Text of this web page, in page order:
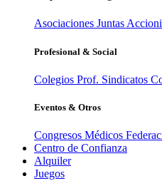
Asociaciones Juntas
Profesional & Social
Colegios Prof. Sindicatos
Eventos & Otros
Congresos Médicos
Centro de Confianza
Alquiler
Juegos